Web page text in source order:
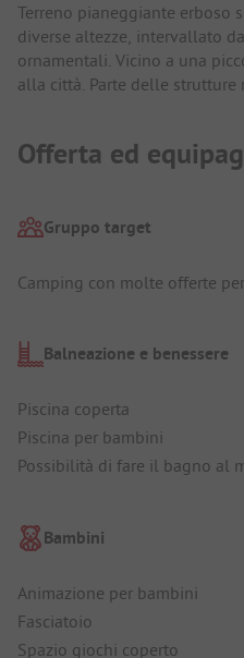
Terreno pianeggiante erboso
diverse altezze, intervallato
ornamentali. Vicino a una
alla città. Parte delle strutture
Offerta ed
Gruppo target
Camping con molte offerte
Balneazione e benessere
Piscina coperta
Piscina per bambini
Possibilità di fare il bagno al
Bambini
Animazione per bambini
Fasciatoio
Spazio giochi coperto